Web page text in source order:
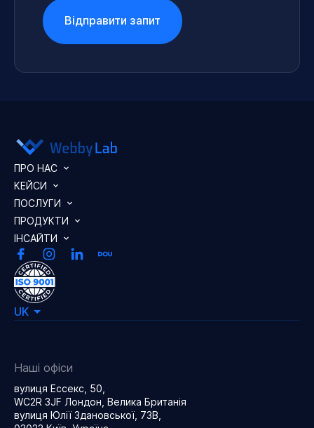
ПРО НАС
КЕЙСИ
ПОСЛУГИ
ПРОДУКТИ
ІНСАЙТИ
UK
Наші офіси
вулиця Ессекс, 50,
WC2R 3JF Лондон, Велика Британія
вулиця Юлії Здановської, 73В,